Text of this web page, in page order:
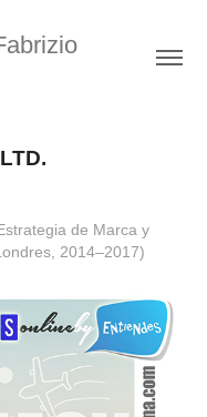
de Marca y
2014–2017)